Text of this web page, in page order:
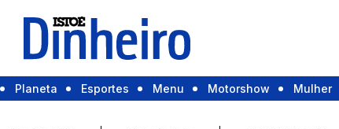
Planeta Esportes Menu Motorshow Mulher